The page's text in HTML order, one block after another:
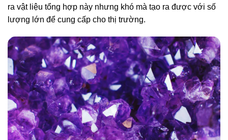
ra vật liệu tổng hợp này nhưng khó mà tạo ra được với số
lượng lớn để cung cấp cho thị trường.